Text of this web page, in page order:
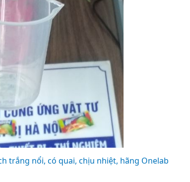
trắng nổi, có quai, chịu nhiệt, hãng Onelab